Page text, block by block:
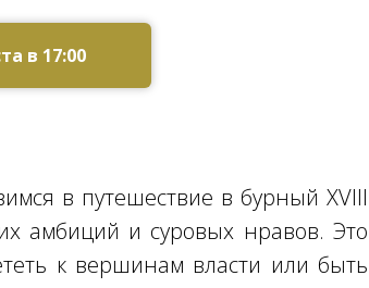
в 17:00
в путешествие в бурный XVIII
амбиций и суровых нравов. Это
к вершинам власти или быть